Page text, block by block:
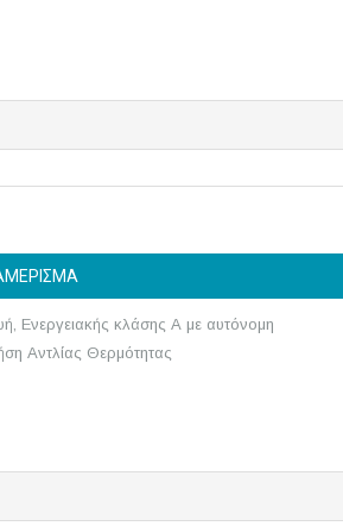
Ενεργειακής κλάσης Α με αυτόνομη
Αντλίας Θερμότητας